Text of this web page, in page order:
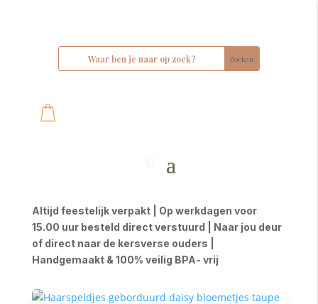
Altijd feestelijk verpakt | Op werkdagen voor
15.00 uur besteld direct verstuurd | Naar jou deur
of direct naar de kersverse ouders |
Handgemaakt & 100% veilig BPA- vrij